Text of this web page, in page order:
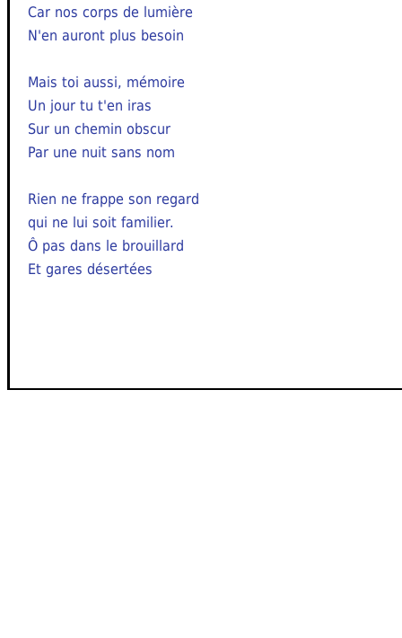
Car nos corps de lumière
N'en auront plus besoin
Mais toi aussi, mémoire
Un jour tu t'en iras
Sur un chemin obscur
Par une nuit sans nom
Rien ne frappe son regard
qui ne lui soit familier.
Ô pas dans le brouillard
Et gares désertées